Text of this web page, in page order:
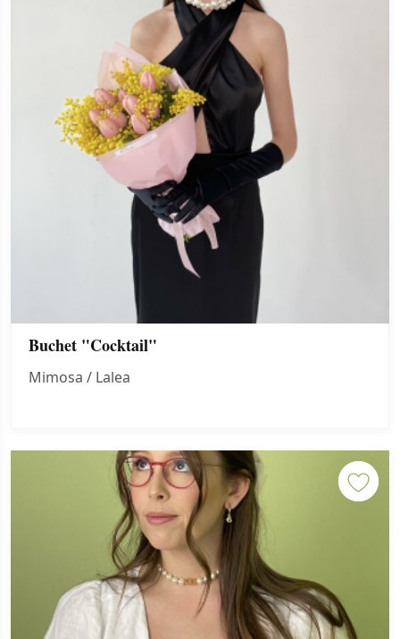
Buchet "Cocktail"
Mimosa / Lalea